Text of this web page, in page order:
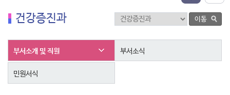
건강증진과
부서소개 및 직원 부서소식
민원서식